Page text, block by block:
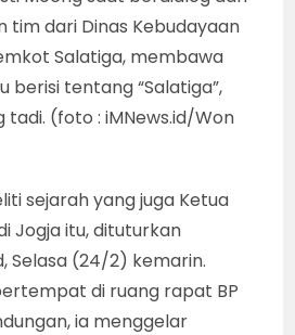
tim dari Dinas Kebudayaan
Salatiga, membawa
berisi tentang “Salatiga”,
tadi. (foto : iMNews.id/Won
sejarah yang juga Ketua
Jogja itu, dituturkan
Selasa (24/2) kemarin.
di ruang rapat BP
ia menggelar